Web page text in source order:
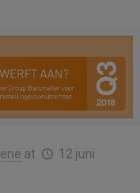
at
12 juni